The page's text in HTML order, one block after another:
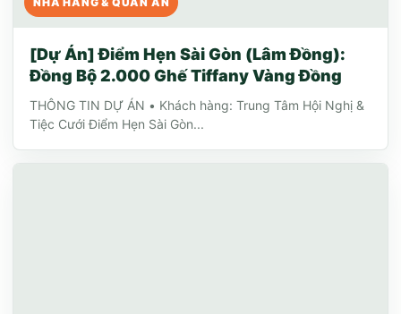
[Dự Án] Điểm Hẹn Sài Gòn (Lâm Đồng):
Đồng Bộ 2.000 Ghế Tiffany Vàng Đồng
THÔNG TIN DỰ ÁN • Khách hàng: Trung Tâm Hội Nghị &
Tiệc Cưới Điểm Hẹn Sài Gòn...